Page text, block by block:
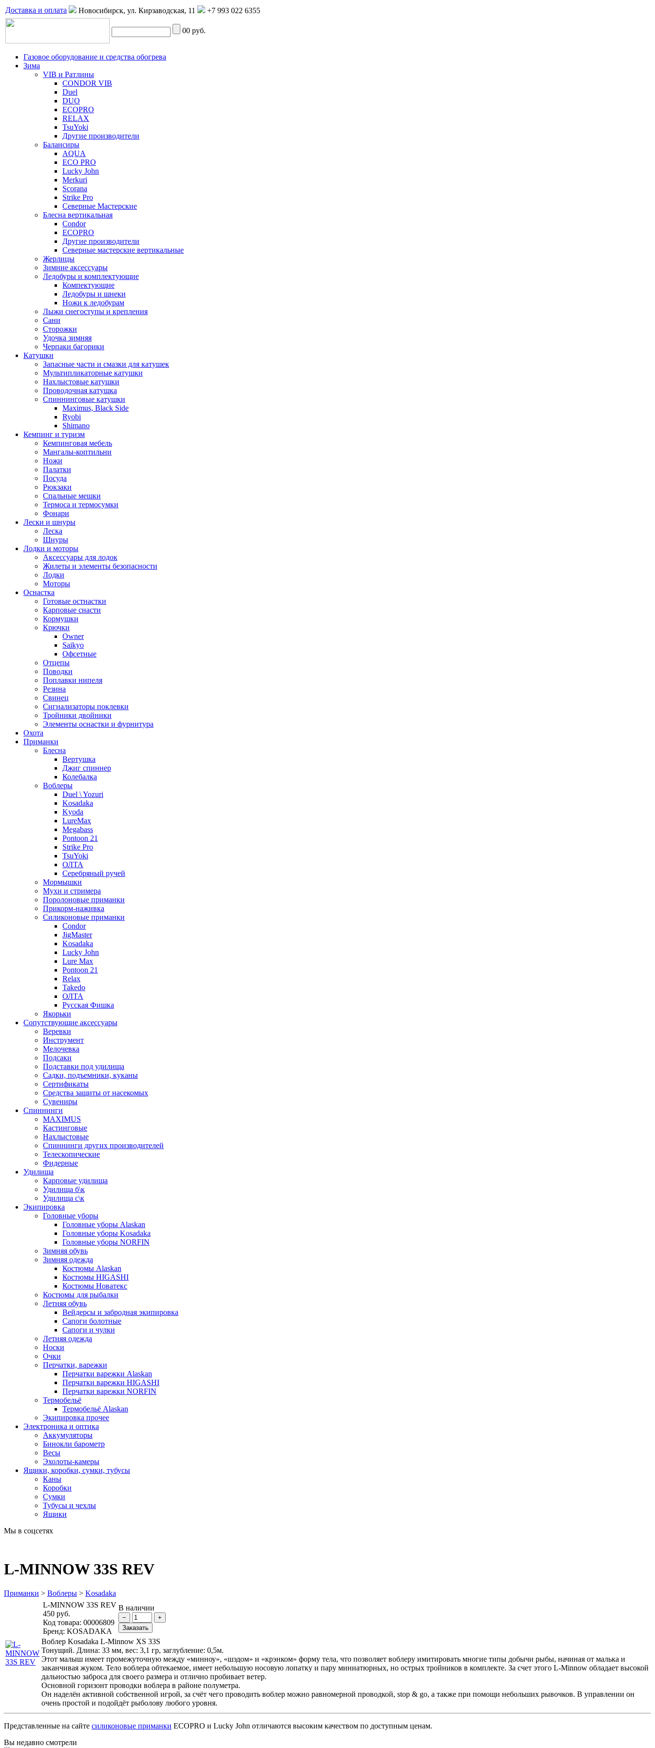
Доставка и оплата Новосибирск, ул. Кирзаводская, 11 +7 993 022 6355
00 руб.
Газовое оборудование и средства обогрева
Зима
VIB и Ратлины
CONDOR VIB
Duel
DUO
ECOPRO
RELAX
TsuYoki
Другие производители
Балансиры
AQUA
ECO PRO
Lucky John
Merkuri
Scorana
Strike Pro
Северные Мастерские
Блесна вертикальная
Condor
ECOPRO
Другие производители
Северные мастерские вертикальные
Жерлицы
Зимние аксессуары
Ледобуры и комплектующие
Компектующие
Ледобуры и шнеки
Ножи к ледобурам
Лыжи снегоступы и крепления
Сани
Сторожки
Удочка зимняя
Черпаки багорики
Катушки
Запасные части и смазки для катушек
Мультипликаторные катушки
Нахлыстовые катушки
Проводочная катушка
Спиннинговые катушки
Maximus, Black Side
Ryobi
Shimano
Кемпинг и туризм
Кемпинговая мебель
Мангалы-коптильни
Ножи
Палатки
Посуда
Рюкзаки
Спальные мешки
Термоса и термосумки
Фонари
Лески и шнуры
Леска
Шнуры
Лодки и моторы
Аксессуары для лодок
Жилеты и элементы безопасности
Лодки
Моторы
Оснастка
Готовые остнастки
Карповые снасти
Кормушки
Крючки
Owner
Saikyo
Офсетные
Отцепы
Поводки
Поплавки нипеля
Резина
Свинец
Сигнализаторы поклевки
Тройники двойники
Элементы оснастки и фурнитура
Охота
Приманки
Блесна
Вертушка
Джиг спиннер
Колебалка
Воблеры
Duel \ Yozuri
Kosadaka
Kyoda
LureMax
Megabass
Pontoon 21
Strike Pro
TsuYoki
ОЛТА
Серебряный ручей
Мормышки
Мухи и стримера
Поролоновые приманки
Прикорм-наживка
Силиконовые приманки
Condor
JigMaster
Kosadaka
Lucky John
Lure Max
Pontoon 21
Relax
Takedo
ОЛТА
Русская Фишка
Якорьки
Сопутствующие аксессуары
Веревки
Инструмент
Мелочевка
Подсаки
Подставки под удилища
Садки, подъемники, куканы
Сертификаты
Средства защиты от насекомых
Сувениры
Спиннинги
MAXIMUS
Кастинговые
Нахлыстовые
Спиннинги других производителей
Телескопические
Фидерные
Удилища
Карповые удилища
Удилища б\к
Удилища с\к
Экипировка
Головные уборы
Головные уборы Alaskan
Головные уборы Kosadaka
Головные уборы NORFIN
Зимняя обувь
Зимняя одежда
Костюмы Alaskan
Костюмы HIGASHI
Костюмы Новатекс
Костюмы для рыбалки
Летняя обувь
Вейдерсы и забродная экипировка
Сапоги болотные
Сапоги и чулки
Летняя одежда
Носки
Очки
Перчатки, варежки
Перчатки варежки Alaskan
Перчатки варежки HIGASHI
Перчатки варежки NORFIN
Термобельё
Термобельё Alaskan
Экипировка прочее
Электроника и оптика
Аккумуляторы
Бинокли барометр
Весы
Эхолоты-камеры
Ящики, коробки, сумки, тубусы
Каны
Коробки
Сумки
Тубусы и чехлы
Ящики
Мы в соцсетях
L-MINNOW 33S REV
Приманки > Воблеры > Kosadaka
L-MINNOW 33S REV
450 руб.
Код товара: 00006809
Бренд: KOSADAKA
В наличии
Воблер Kosadaka L-Minnow XS 33S
Тонущий. Длина: 33 мм, вес: 3,1 гр, заглубление: 0,5м.
Этот малыш имеет промежуточную между «минноу», «шэдом» и «крэнком» форму тела, что позволяет воблеру имитировать многие типы добычи рыбы, начиная от малька и
заканчивая жуком. Тело воблера обтекаемое, имеет небольшую носовую лопатку и пару миниатюрных, но острых тройников в комплекте. За счет этого L-Minnow обладает высокой
дальностью заброса для своего размера и отлично пробивает ветер.
Основной горизонт проводки воблера в районе полуметра.
Он наделён активной собственной игрой, за счёт чего проводить воблер можно равномерной проводкой, stop & go, а также при помощи небольших рывочков. В управлении он
очень простой и подойдёт рыболову любого уровня.
Представленные на сайте силиконовые приманки ECOPRO и Lucky John отличаются высоким качеством по доступным ценам.
Вы недавно смотрели